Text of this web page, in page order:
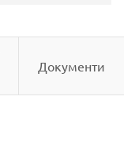
Документи